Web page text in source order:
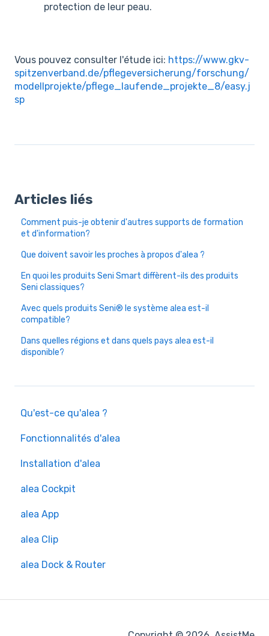
protection de leur peau.
Vous pouvez consulter l'étude ici: https://www.gkv-
spitzenverband.de/pflegeversicherung/forschung/
modellprojekte/pflege_laufende_projekte_8/easy.j
sp
Qu'est-ce qu'alea ?
Fonctionnalités d'alea
Installation d'alea
alea Cockpit
alea App
alea Clip
alea Dock & Router
Articles liés
Comment puis-je obtenir d'autres supports de formation
et d'information?
Que doivent savoir les proches à propos d'alea ?
En quoi les produits Seni Smart diffèrent-ils des produits
Seni classiques?
Avec quels produits Seni® le système alea est-il
compatible?
Dans quelles régions et dans quels pays alea est-il
disponible?